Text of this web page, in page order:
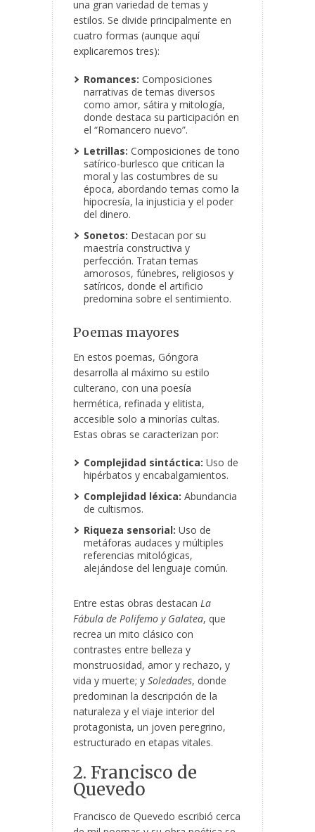
una gran variedad de temas y
estilos. Se divide principalmente en
cuatro formas (aunque aquí
explicaremos tres):
Romances: Composiciones
narrativas de temas diversos
como amor, sátira y mitología,
donde destaca su participación en
el “Romancero nuevo”.
Letrillas: Composiciones de tono
satírico-burlesco que critican la
moral y las costumbres de su
época, abordando temas como la
hipocresía, la injusticia y el poder
del dinero.
Sonetos: Destacan por su
maestría constructiva y
perfección. Tratan temas
amorosos, fúnebres, religiosos y
satíricos, donde el artificio
predomina sobre el sentimiento.
Poemas mayores
En estos poemas, Góngora
desarrolla al máximo su estilo
culterano, con una poesía
hermética, refinada y elitista,
accesible solo a minorías cultas.
Estas obras se caracterizan por:
Complejidad sintáctica: Uso de
hipérbatos y encabalgamientos.
Complejidad léxica: Abundancia
de cultismos.
Riqueza sensorial: Uso de
metáforas audaces y múltiples
referencias mitológicas,
alejándose del lenguaje común.
Entre estas obras destacan La
Fábula de Polifemo y Galatea, que
recrea un mito clásico con
contrastes entre belleza y
monstruosidad, amor y rechazo, y
vida y muerte; y Soledades, donde
predominan la descripción de la
naturaleza y el viaje interior del
protagonista, un joven peregrino,
estructurado en etapas vitales.
2. Francisco de
Quevedo
Francisco de Quevedo escribió cerca